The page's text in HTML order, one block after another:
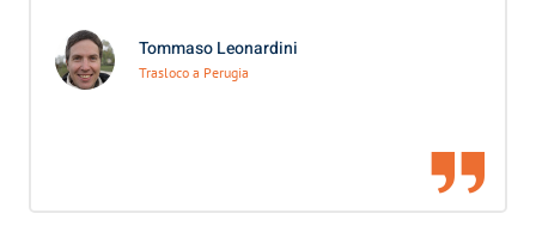
Tommaso Leonardini
Trasloco a Perugia